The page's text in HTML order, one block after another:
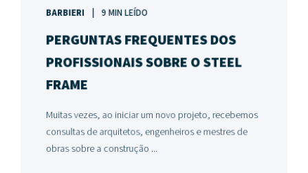
BARBIERI 9 MIN LEÍDO
PERGUNTAS FREQUENTES DOS
PROFISSIONAIS SOBRE O STEEL
FRAME
Muitas vezes, ao iniciar um novo projeto, recebemos
consultas de arquitetos, engenheiros e mestres de
obras sobre a construção ...